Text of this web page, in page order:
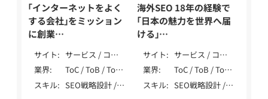
「インターネットをよく
する会社」をミッション
に創業
が多いSEO業界で正しい
SEOを
長山一石 / Nagayama
サイト
サービス / コー
ポレート / ロー
カル / メディア /
アフィリエイト /
業界
ToC / ToB / ToC
ToB
スキル
SEO戦略設計 /
海外SEO 18年の経験で
「日本の魅力を世界へ届
ける」
化したデジタルマーケテ
ィング
徳田 祐希 / Tokuda Yuki
サイト
サービス / コー
ポレート / ロー
カル / メディア /
EC / ポータル・
業界
ToC / ToB / ToC
ToB / マーケティ
ング・IT・テクノ
スキル
SEO戦略設計 /